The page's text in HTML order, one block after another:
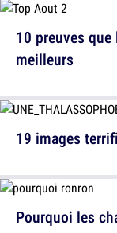
10 preuves
meilleurs
Pourquoi les
19 images